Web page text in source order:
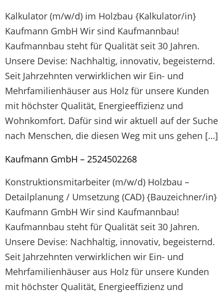
Kalkulator (m/w/d) im Holzbau {Kalkulator/in}
Kaufmann GmbH Wir sind Kaufmannbau!
Kaufmannbau steht für Qualität seit 30 Jahren.
Unsere Devise: Nachhaltig, innovativ, begeisternd.
Seit Jahrzehnten verwirklichen wir Ein- und
Mehrfamilienhäuser aus Holz für unsere Kunden
mit höchster Qualität, Energieeffizienz und
Wohnkomfort. Dafür sind wir aktuell auf der Suche
nach Menschen, die diesen Weg mit uns gehen […]
Kaufmann GmbH – 2524502268
Konstruktionsmitarbeiter (m/w/d) Holzbau –
Detailplanung / Umsetzung (CAD) {Bauzeichner/in}
Kaufmann GmbH Wir sind Kaufmannbau!
Kaufmannbau steht für Qualität seit 30 Jahren.
Unsere Devise: Nachhaltig, innovativ, begeisternd.
Seit Jahrzehnten verwirklichen wir Ein- und
Mehrfamilienhäuser aus Holz für unsere Kunden
mit höchster Qualität, Energieeffizienz und